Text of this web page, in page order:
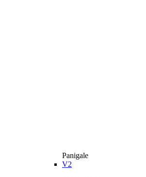
Panigale
V2